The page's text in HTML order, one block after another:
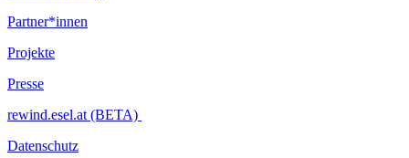
Partner*innen
Projekte
Presse
rewind.esel.at (BETA)
Datenschutz